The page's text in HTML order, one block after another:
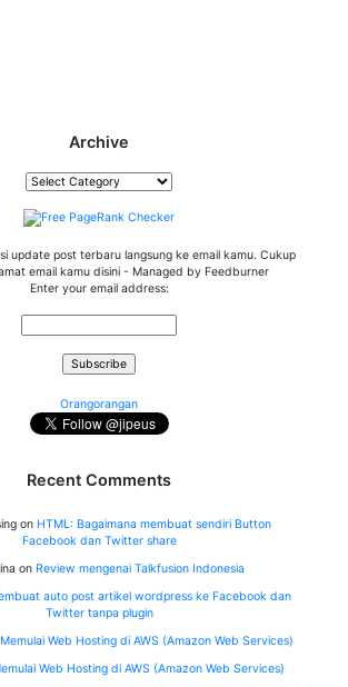
Archive
Archive
update post terbaru langsung ke email kamu. Cukup
email kamu disini - Managed by Feedburner
Enter your email address:
Orangorangan
Recent Comments
on HTML: Bagaimana membuat sendiri Button
Facebook dan Twitter share
on Review mengenai Talkfusion Indonesia
auto post artikel wordpress ke Facebook dan
Twitter tanpa plugin
Memulai Web Hosting di AWS (Amazon Web Services)
Web Hosting di AWS (Amazon Web Services)